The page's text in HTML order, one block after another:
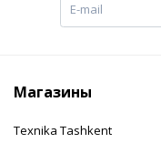
Магазины
Texnika Tashkent